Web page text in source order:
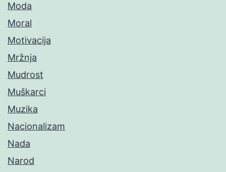
Moda
Moral
Motivacija
Mržnja
Mudrost
Muškarci
Muzika
Nacionalizam
Nada
Narod